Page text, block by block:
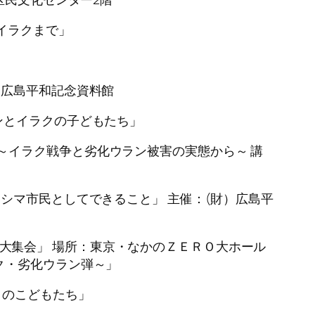
クまで」
島平和記念資料館
イラクの子どもたち」
ラク戦争と劣化ウラン被害の実態から～ 講
マ市民としてできること」 主催：(財）広島平
集会」 場所：東京・なかのＺＥＲＯ大ホール
劣化ウラン弾～」
こどもたち」